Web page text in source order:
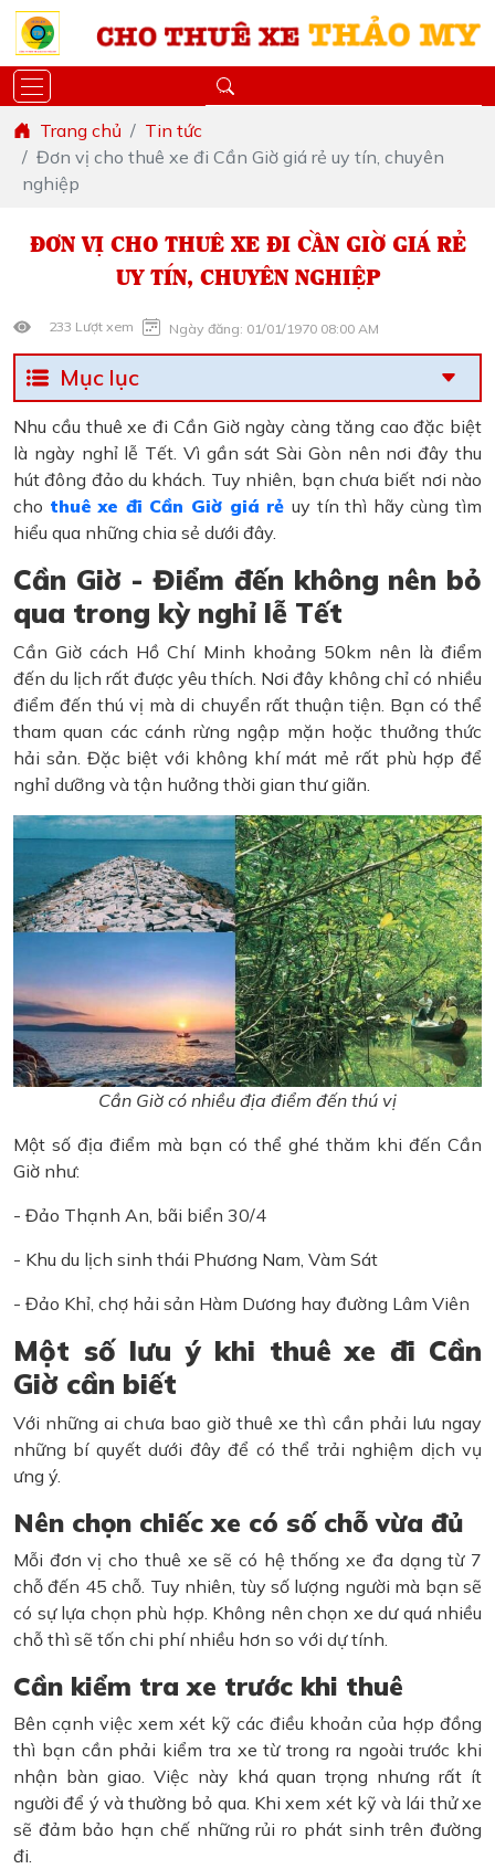
Trang chủ
Tin tức
Đơn vị cho thuê xe đi Cần Giờ giá rẻ uy tín, chuyên
nghiệp
ĐƠN VỊ CHO THUÊ XE ĐI CẦN GIỜ GIÁ RẺ
UY TÍN, CHUYÊN NGHIỆP
233 Lượt xem Ngày đăng: 01/01/1970 08:00 AM
Mục lục
Nhu cầu thuê xe đi Cần Giờ ngày càng tăng cao đặc biệt
là ngày nghỉ lễ Tết. Vì gần sát Sài Gòn nên nơi đây thu
hút đông đảo du khách. Tuy nhiên, bạn chưa biết nơi nào
cho thuê xe đi Cần Giờ giá rẻ uy tín thì hãy cùng tìm
hiểu qua những chia sẻ dưới đây.
Cần Giờ - Điểm đến không nên bỏ
qua trong kỳ nghỉ lễ Tết
Cần Giờ cách Hồ Chí Minh khoảng 50km nên là điểm
đến du lịch rất được yêu thích. Nơi đây không chỉ có nhiều
điểm đến thú vị mà di chuyển rất thuận tiện. Bạn có thể
tham quan các cánh rừng ngập mặn hoặc thưởng thức
hải sản. Đặc biệt với không khí mát mẻ rất phù hợp để
nghỉ dưỡng và tận hưởng thời gian thư giãn.
Cần Giờ có nhiều địa điểm đến thú vị
Một số địa điểm mà bạn có thể ghé thăm khi đến Cần
Giờ như:
- Đảo Thạnh An, bãi biển 30/4
- Khu du lịch sinh thái Phương Nam, Vàm Sát
- Đảo Khỉ, chợ hải sản Hàm Dương hay đường Lâm Viên
Một số lưu ý khi thuê xe đi Cần
Giờ cần biết
Với những ai chưa bao giờ thuê xe thì cần phải lưu ngay
những bí quyết dưới đây để có thể trải nghiệm dịch vụ
ưng ý.
Nên chọn chiếc xe có số chỗ vừa đủ
Mỗi đơn vị cho thuê xe sẽ có hệ thống xe đa dạng từ 7
chỗ đến 45 chỗ. Tuy nhiên, tùy số lượng người mà bạn sẽ
có sự lựa chọn phù hợp. Không nên chọn xe dư quá nhiều
chỗ thì sẽ tốn chi phí nhiều hơn so với dự tính.
Cần kiểm tra xe trước khi thuê
Bên cạnh việc xem xét kỹ các điều khoản của hợp đồng
thì bạn cần phải kiểm tra xe từ trong ra ngoài trước khi
nhận bàn giao. Việc này khá quan trọng nhưng rất ít
người để ý và thường bỏ qua. Khi xem xét kỹ và lái thử xe
sẽ đảm bảo hạn chế những rủi ro phát sinh trên đường
đi.